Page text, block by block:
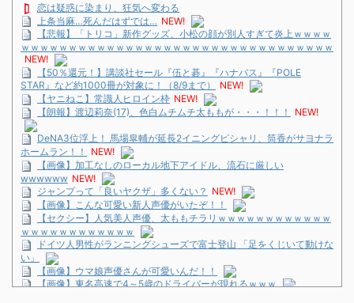
恋は疑惑に染まり、狂気へ変わる
上条当麻…死んだはずでは… NEW!
【悲報】「トリコ」新作グッズ、小松の顔が別人すぎて炎上ｗｗｗｗ
ｗｗｗｗｗｗｗｗｗｗｗｗｗｗｗｗｗｗｗｗｗｗｗｗｗｗｗｗｗｗｗｗｗ
NEW!
【50％還元！】講談社セール『伍と碁』『ハナバス』『POLE
STAR』など約1000冊が対象に！（8/9まで）
NEW!
【ヤニねこ】常識人ヒロイン枠 NEW!
【朗報】渡辺莉奈(17)、色白ムチムチ太ももが・・・！！！
NEW!
DeNA3位浮上！ 馬場皐輔が延長2イニングピシャリ、筒香がサヨナラ
ホームラン！！
NEW!
【画像】加工なしのローカル地下アイドル、流石に厳しい
wwwwww NEW!
ジャンプって「良いヤクザ」多くない？ NEW!
【画像】こんな可愛い新人声優がいたぞ！！
【セクシー】人気美人声優、太ももチラリｗｗｗｗｗｗｗｗｗｗｗｗ
ｗｗｗｗｗｗｗｗｗｗｗｗ
ドイツ人男性がランニングシューズで富士登山 「足をくじいて動けな
い」
【画像】ウマ娘声優さんが可愛いんだ！！
【画像】東名高速で4～5歳のドライバーが現れるｗｗｗ